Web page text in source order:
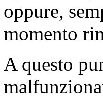
oppure,
momento
A questo